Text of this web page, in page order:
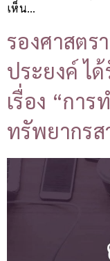
เห็น…
รองศาสตร
ประยงค์ ไ
เรื่อง “การ
ทรัพยากรส